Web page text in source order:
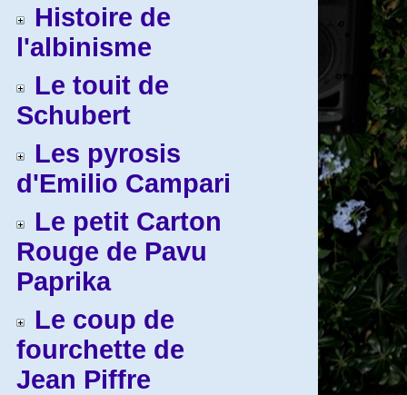
Histoire de
l'albinisme
Le touit de
Schubert
Les pyrosis
d'Emilio Campari
Le petit Carton
Rouge de Pavu
Paprika
Le coup de
fourchette de
Jean Piffre